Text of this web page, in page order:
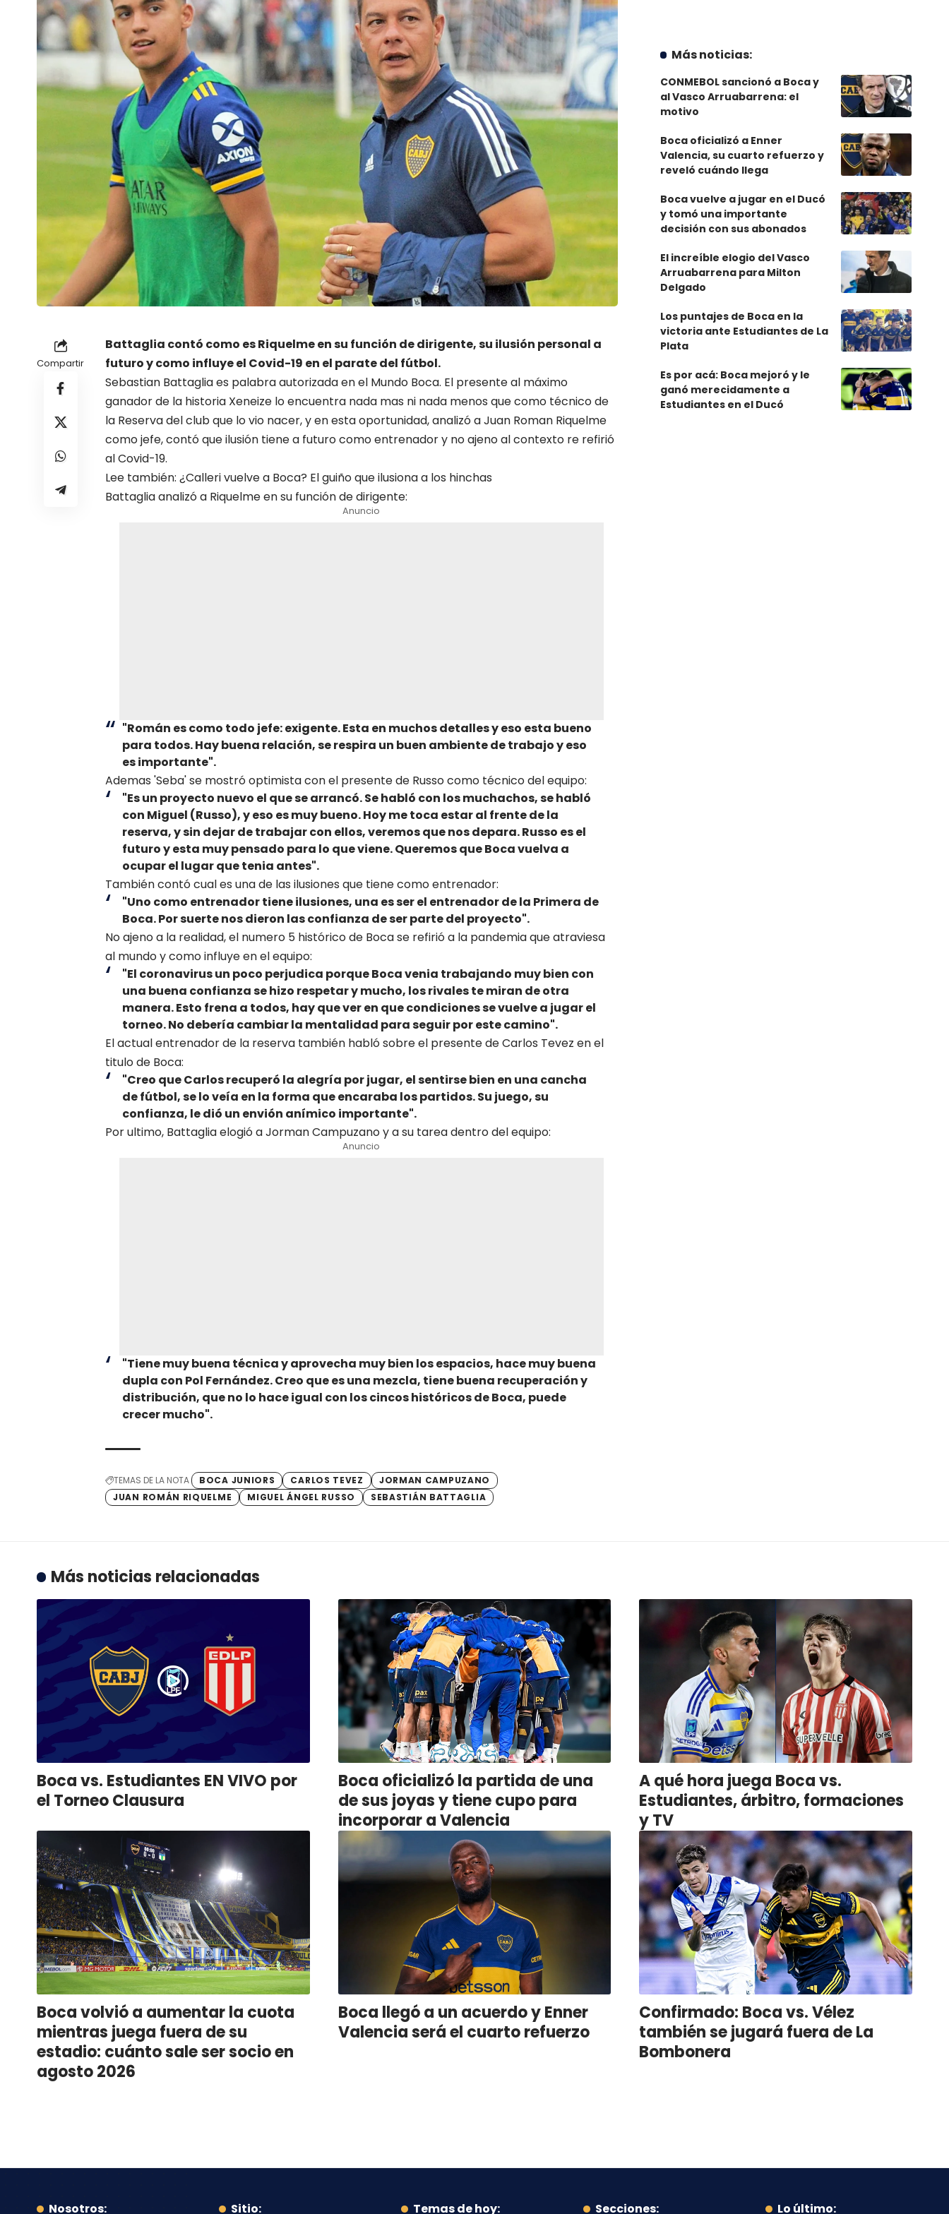
Compartir
Battaglia contó como es Riquelme en su función de dirigente, su ilusión personal a
futuro y como influye el Covid-19 en el parate del fútbol.
Sebastian Battaglia es palabra autorizada en el Mundo Boca. El presente al máximo
ganador de la historia Xeneize lo encuentra nada mas ni nada menos que como técnico de
la Reserva del club que lo vio nacer, y en esta oportunidad, analizó a Juan Roman Riquelme
como jefe, contó que ilusión tiene a futuro como entrenador y no ajeno al contexto re refirió
al Covid-19.
Lee también: ¿Calleri vuelve a Boca? El guiño que ilusiona a los hinchas
Battaglia analizó a Riquelme en su función de dirigente:
Anuncio
"Román es como todo jefe: exigente. Esta en muchos detalles y eso esta bueno
para todos. Hay buena relación, se respira un buen ambiente de trabajo y eso
es importante".
Ademas 'Seba' se mostró optimista con el presente de Russo como técnico del equipo:
"Es un proyecto nuevo el que se arrancó. Se habló con los muchachos, se habló
con Miguel (Russo), y eso es muy bueno. Hoy me toca estar al frente de la
reserva, y sin dejar de trabajar con ellos, veremos que nos depara. Russo es el
futuro y esta muy pensado para lo que viene. Queremos que Boca vuelva a
ocupar el lugar que tenia antes".
También contó cual es una de las ilusiones que tiene como entrenador:
"Uno como entrenador tiene ilusiones, una es ser el entrenador de la Primera de
Boca. Por suerte nos dieron las confianza de ser parte del proyecto".
No ajeno a la realidad, el numero 5 histórico de Boca se refirió a la pandemia que atraviesa
al mundo y como influye en el equipo:
"El coronavirus un poco perjudica porque Boca venia trabajando muy bien con
una buena confianza se hizo respetar y mucho, los rivales te miran de otra
manera. Esto frena a todos, hay que ver en que condiciones se vuelve a jugar el
torneo. No debería cambiar la mentalidad para seguir por este camino".
El actual entrenador de la reserva también habló sobre el presente de Carlos Tevez en el
titulo de Boca:
"Creo que Carlos recuperó la alegría por jugar, el sentirse bien en una cancha
de fútbol, se lo veía en la forma que encaraba los partidos. Su juego, su
confianza, le dió un envión anímico importante".
Por ultimo, Battaglia elogió a Jorman Campuzano y a su tarea dentro del equipo:
Anuncio
"Tiene muy buena técnica y aprovecha muy bien los espacios, hace muy buena
dupla con Pol Fernández. Creo que es una mezcla, tiene buena recuperación y
distribución, que no lo hace igual con los cincos históricos de Boca, puede
crecer mucho".
TEMAS DE LA NOTA BOCA JUNIORS CARLOS TEVEZ
JORMAN CAMPUZANO
JUAN ROMÁN RIQUELME
MIGUEL ÁNGEL RUSSO SEBASTIÁN BATTAGLIA
Más noticias:
CONMEBOL sancionó a Boca y
al Vasco Arruabarrena: el
motivo
Boca oficializó a Enner
Valencia, su cuarto refuerzo y
reveló cuándo llega
Boca vuelve a jugar en el Ducó
y tomó una importante
decisión con sus abonados
El increíble elogio del Vasco
Arruabarrena para Milton
Delgado
Los puntajes de Boca en la
victoria ante Estudiantes de La
Plata
Es por acá: Boca mejoró y le
ganó merecidamente a
Estudiantes en el Ducó
Más noticias relacionadas
Boca vs. Estudiantes EN VIVO por
el Torneo Clausura
Boca oficializó la partida de una
de sus joyas y tiene cupo para
incorporar a Valencia
A qué hora juega Boca vs.
Estudiantes, árbitro, formaciones
y TV
Boca volvió a aumentar la cuota
mientras juega fuera de su
estadio: cuánto sale ser socio en
agosto 2026
Boca llegó a un acuerdo y Enner
Valencia será el cuarto refuerzo
Confirmado: Boca vs. Vélez
también se jugará fuera de La
Bombonera
Nosotros: Sitio: Temas de hoy: Secciones: Lo último: